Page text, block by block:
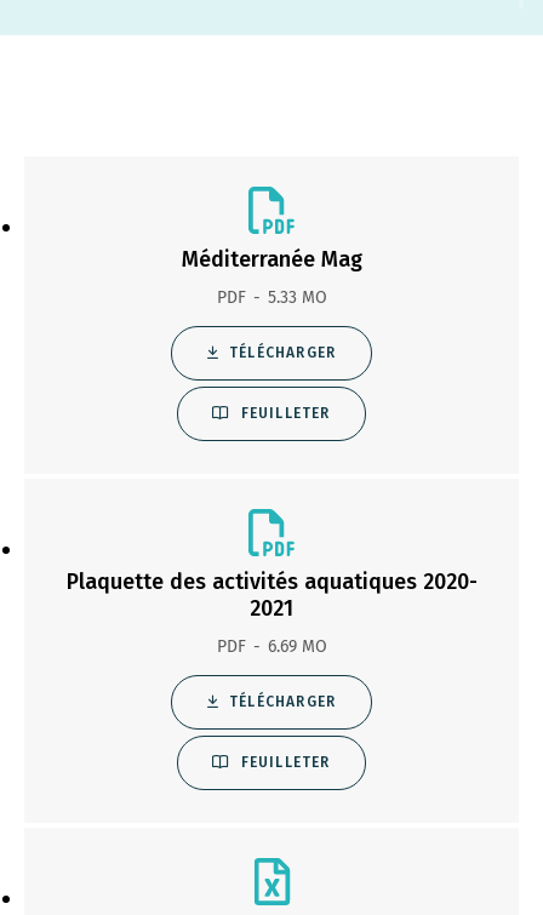
Méditerranée Mag
PDF 5.33 MO
TÉLÉCHARGER
FEUILLETER
Plaquette des activités aquatiques 2020-
2021
PDF 6.69 MO
TÉLÉCHARGER
FEUILLETER